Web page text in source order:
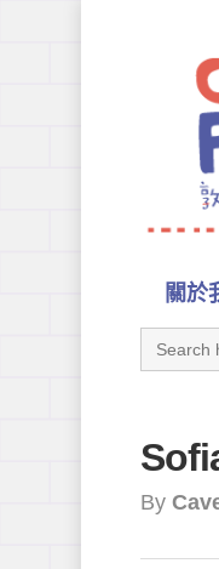
關於
for:
By